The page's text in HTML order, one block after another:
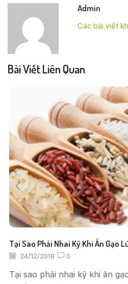
Admin
Các bài viết
Bài Viết Liên Quan
Tại Sao Phải Nhai Kỹ Khi Ăn Gạo
24/12/2018 0
Tại sao phải nhai kỹ khi ăn